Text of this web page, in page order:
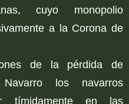
cuyo monopolio
a la Corona de
de la pérdida de
los navarros
tímidamente en las